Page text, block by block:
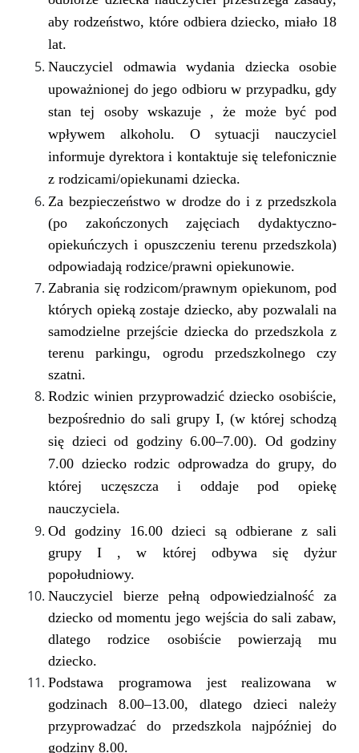
aby rodzeństwo, które odbiera dziecko, miało 18
lat.
Nauczyciel odmawia wydania dziecka osobie
upoważnionej do jego odbioru w przypadku, gdy
stan tej osoby wskazuje , że może być pod
wpływem alkoholu. O sytuacji nauczyciel
informuje dyrektora i kontaktuje się telefonicznie
z rodzicami/opiekunami dziecka.
Za bezpieczeństwo w drodze do i z przedszkola
(po zakończonych zajęciach dydaktyczno-
opiekuńczych i opuszczeniu terenu przedszkola)
odpowiadają rodzice/prawni opiekunowie.
Zabrania się rodzicom/prawnym opiekunom, pod
których opieką zostaje dziecko, aby pozwalali na
samodzielne przejście dziecka do przedszkola z
terenu parkingu, ogrodu przedszkolnego czy
szatni.
Rodzic winien przyprowadzić dziecko osobiście,
bezpośrednio do sali grupy I, (w której schodzą
się dzieci od godziny 6.00–7.00). Od godziny
7.00 dziecko rodzic odprowadza do grupy, do
której uczęszcza i oddaje pod opiekę
nauczyciela.
Od godziny 16.00 dzieci są odbierane z sali
grupy I , w której odbywa się dyżur
popołudniowy.
Nauczyciel bierze pełną odpowiedzialność za
dziecko od momentu jego wejścia do sali zabaw,
dlatego rodzice osobiście powierzają mu
dziecko.
Podstawa programowa jest realizowana w
godzinach 8.00–13.00, dlatego dzieci należy
przyprowadzać do przedszkola najpóźniej do
godziny 8.00.